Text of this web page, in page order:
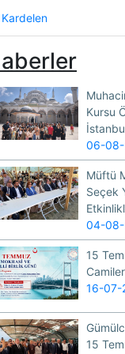
Kardelen
Kursu
06-
Müftü
Seçek
04-
15
16-07-
15